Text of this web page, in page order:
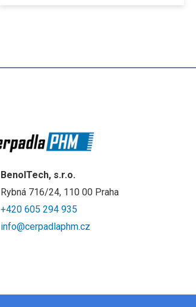
BenolTech, s.r.o.
Rybná 716/24, 110 00 Praha
+420 605 294 935
info@cerpadlaphm.cz